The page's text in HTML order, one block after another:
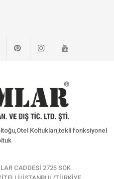
Koltukları,tekli fonksiyonel
CADDESİ 2725 SOK